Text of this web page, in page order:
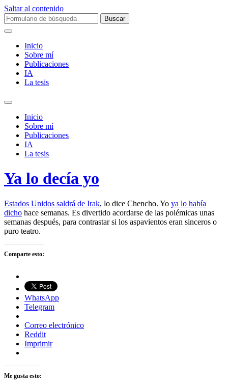
Saltar al contenido
Buscar:
Inicio
Sobre mí­
Publicaciones
IA
La tesis
Alternar
campo
búsqueda
Inicio
Sobre mí­
Publicaciones
IA
La tesis
Ya lo decía yo
Estados Unidos saldrá de Irak, lo dice Chencho. Yo ya lo había
dicho hace semanas. Es divertido acordarse de las polémicas unas
semanas después, para contrastar si los aspavientos eran sinceros o
puro teatro.
Comparte esto:
WhatsApp
Telegram
Correo electrónico
Reddit
Imprimir
Me gusta esto: